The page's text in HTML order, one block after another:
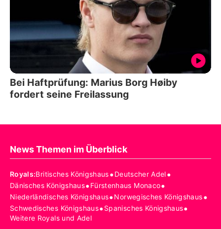
Bei Haftprüfung: Marius Borg Høiby
fordert seine Freilassung
News Themen im Überblick
Royals:Britisches Königshaus•Deutscher Adel•
Dänisches Königshaus•Fürstenhaus Monaco•
Niederländisches Königshaus•Norwegisches Königshaus•
Schwedisches Königshaus•Spanisches Königshaus•
Weitere Royals und Adel